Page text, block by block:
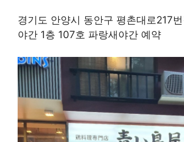
경기도 안양시 동안구 평촌대로217
야간 1층 107호 파랑새야간 예약